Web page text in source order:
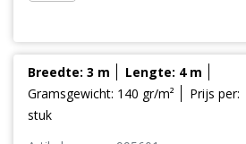
Breedte: 3 m
Lengte: 4 m
Gramsgewicht: 140 gr/m²
Prijs per:
stuk